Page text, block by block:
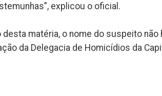
explicou o oficial.
matéria, o nome do suspeito
da Delegacia de Homicídios da